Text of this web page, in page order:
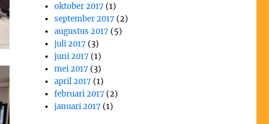
oktober 2017 (1)
september 2017 (2)
augustus 2017 (5)
juli 2017 (3)
juni 2017 (1)
mei 2017 (3)
april 2017 (1)
februari 2017 (2)
januari 2017 (1)